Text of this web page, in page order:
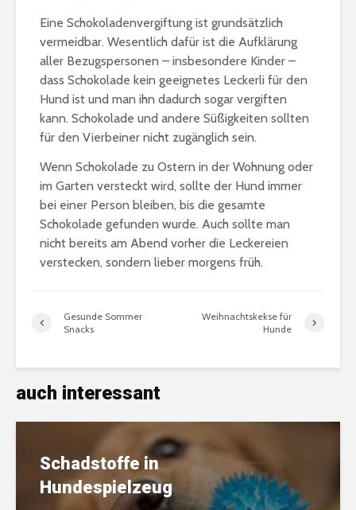
Eine Schokoladenvergiftung ist grundsätzlich
vermeidbar. Wesentlich dafür ist die Aufklärung
aller Bezugspersonen – insbesondere Kinder –
dass Schokolade kein geeignetes Leckerli für den
Hund ist und man ihn dadurch sogar vergiften
kann. Schokolade und andere Süßigkeiten sollten
für den Vierbeiner nicht zugänglich sein.
Wenn Schokolade zu Ostern in der Wohnung oder
im Garten versteckt wird, sollte der Hund immer
bei einer Person bleiben, bis die gesamte
Schokolade gefunden wurde. Auch sollte man
nicht bereits am Abend vorher die Leckereien
verstecken, sondern lieber morgens früh.
Gesunde Sommer
Snacks
Weihnachtskekse für
Hunde
auch interessant
Schadstoffe in
Hundespielzeug